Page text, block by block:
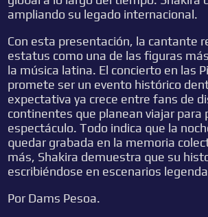
ampliando su legado internacional.
Con esta presentación, la cantante
estatus como una de las figuras
la música latina. El concierto en las
promete ser un evento histórico
expectativa ya crece entre fans de
continentes que planean viajar para
espectáculo. Todo indica que la
quedar grabada en la memoria
más, Shakira demuestra que su
escribiéndose en escenarios
Por Dams Pesoa.